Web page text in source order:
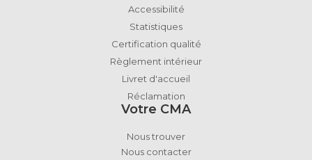
Accessibilité
Statistiques
Certification qualité
Règlement intérieur
Livret d'accueil
Réclamation
Votre CMA
Nous trouver
Nous contacter